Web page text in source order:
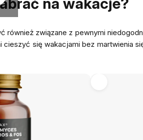
również związane z pewnymi
się wakacjami bez martwienia